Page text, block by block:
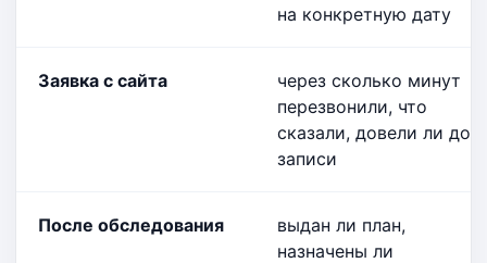
на конкретную дату
Заявка с сайта
через сколько минут
перезвонили, что
сказали, довели ли до
записи
После обследования
выдан ли план,
назначены ли